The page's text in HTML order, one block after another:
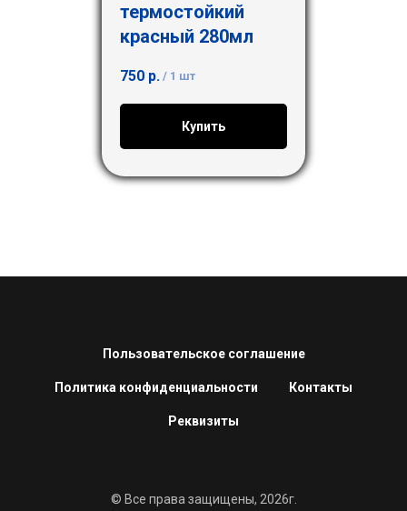
термостойкий
красный 280мл
750 р. / 1 шт
Купить
Пользовательское соглашение
Политика конфиденциальности Контакты
Реквизиты
© Все права защищены, 2026г.